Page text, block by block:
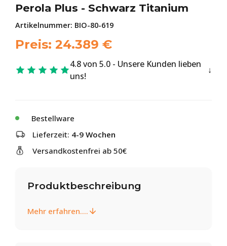
Perola Plus - Schwarz Titanium
Artikelnummer: BIO-80-619
Preis: 24.389 €
4.8 von 5.0 - Unsere Kunden lieben
uns!
Bestellware
Lieferzeit: 4-9 Wochen
Versandkostenfrei ab 50€
Produktbeschreibung
Mehr erfahren....